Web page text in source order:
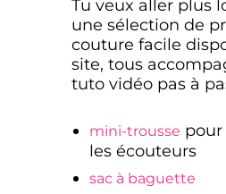
Tu veux aller plus
une sélection de
couture facile
site, tous
tuto vidéo pas à
mini-trousse pour
les écouteurs
sac à baguette